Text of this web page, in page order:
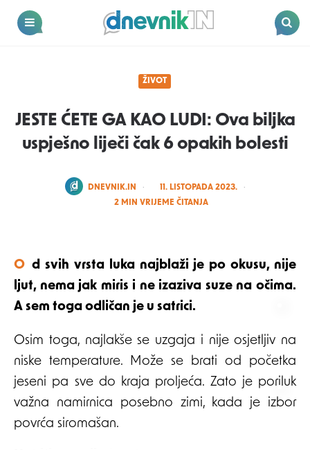
Dnevnik.in
ŽIVOT
JESTE ĆETE GA KAO LUDI: Ova biljka
uspješno liječi čak 6 opakih bolesti
POSTED
DNEVNIK.IN
11. LISTOPADA 2023.
2 MIN VRIJEME ČITANJA
Od svih vrsta luka najblaži je po okusu, nije
ljut, nema jak miris i ne izaziva suze na očima.
A sem toga odličan je u satrici.
Osim toga, najlakše se uzgaja i nije osjetljiv na
niske temperature. Može se brati od početka
jeseni pa sve do kraja proljeća. Zato je poriluk
važna namirnica posebno zimi, kada je izbor
povrća siromašan.